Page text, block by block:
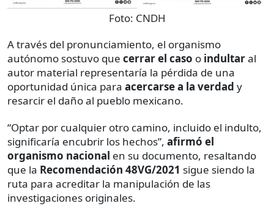
Foto: CNDH
A través del pronunciamiento, el organismo
autónomo sostuvo que cerrar el caso o indultaral
autor material representaría la pérdida de una
oportunidad única para acercarse a la verdad y
resarcir el daño al pueblo mexicano.
“Optar por cualquier otro camino, incluido el indulto,
significaría encubrir los hechos”, afirmó el
organismo nacional en su documento, resaltando
que la Recomendación 48VG/2021 sigue siendo la
ruta para acreditar la manipulación de las
investigaciones originales.